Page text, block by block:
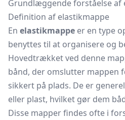
Grundlæggende forståelse af
Definition af elastikmappe
En elastikmappe er en type
benyttes til at organisere og
Hovedtrækket ved denne
bånd, der omslutter mappen
sikkert på plads. De er
eller plast, hvilket gør dem
Disse mapper findes ofte i